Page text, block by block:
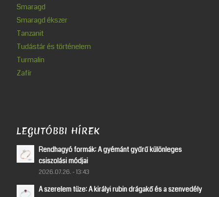
Smaragd
Smaragd ékszer
Tanzanit
Tudástár és történelem
Turmalin
Zafír
LEGUTÓBBI HÍREK
Rendhagyó formák: A gyémánt gyűrű különleges
csiszolási módjai
2026.07.26. - 13:43
A szerelem tüze: A királyi rubin drágakő és a szenvedély